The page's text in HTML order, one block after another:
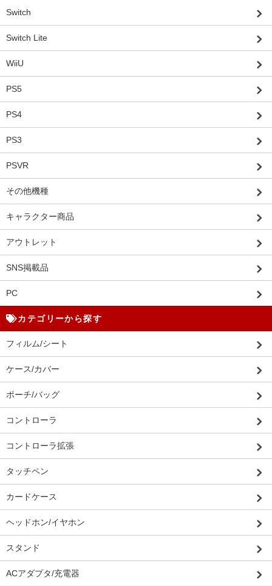
Switch
Switch Lite
WiiU
PS5
PS4
PS3
PSVR
その他機種
キャラクター商品
アウトレット
SNS掲載品
PC
カテゴリーから探す
フィルム/シート
ケース/カバー
ポーチ/バッグ
コントローラ
コントローラ拡張
タッチペン
カードケース
ヘッドホン/イヤホン
スタンド
ACアダプタ/充電器